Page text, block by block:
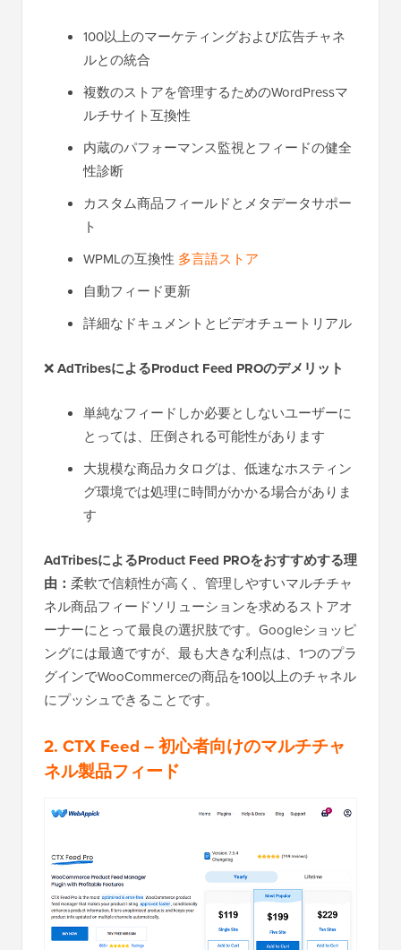
100以上のマーケティングおよび広告チャネ
ルとの統合
複数のストアを管理するためのWordPressマ
ルチサイト互換性
内蔵のパフォーマンス監視とフィードの健全
性診断
カスタム商品フィールドとメタデータサポー
ト
WPMLの互換性 多言語ストア
自動フィード更新
詳細なドキュメントとビデオチュートリアル
❌AdTribesによるProduct Feed PROのデメリット
単純なフィードしか必要としないユーザーに
とっては、圧倒される可能性があります
大規模な商品カタログは、低速なホスティン
グ環境では処理に時間がかかる場合がありま
す
AdTribesによるProduct Feed PROをおすすめする理
由： 柔軟で信頼性が高く、管理しやすいマルチチャ
ネル商品フィードソリューションを求めるストアオ
ーナーにとって最良の選択肢です。Googleショッピ
ングには最適ですが、最も大きな利点は、1つのプラ
グインでWooCommerceの商品を100以上のチャネル
にプッシュできることです。
2. CTX Feed – 初心者向けのマルチチャ
ネル製品フィード